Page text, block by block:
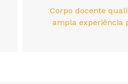
Corpo docente
ampla experiência